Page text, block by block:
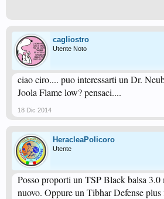
cagliostro
Utente Noto
ciao ciro.... puo interessarti un Dr.
Joola Flame low? pensaci....
18 Dic 2014
HeracleaPolicoro
Utente
Posso proporti un TSP Black balsa
nuovo. Oppure un Tibhar Defense